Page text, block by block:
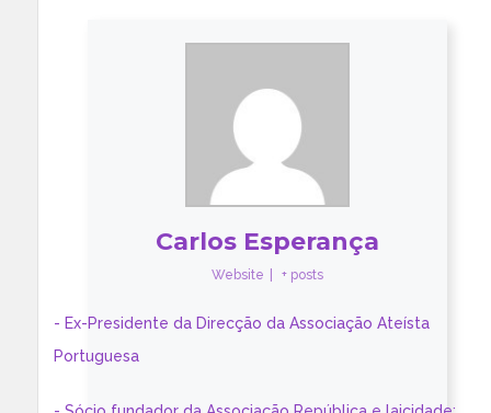
Carlos Esperança
Website + posts
- Ex-Presidente da Direcção da Associação Ateísta
Portuguesa